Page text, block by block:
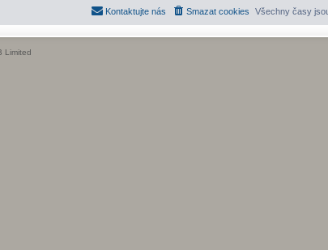
Všechny časy
Smazat cookies
Kontaktujte nás
Limited